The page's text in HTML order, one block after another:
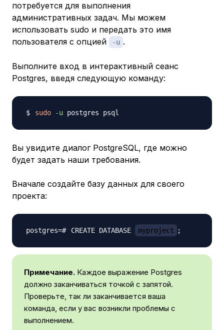
потребуется для выполнения
административных задач. Мы можем
использовать sudo и передать это имя
пользователя с опцией
-u .
Выполните вход в интерактивный сеанс
Postgres, введя следующую команду:
sudo -u
Вы увидите диалог PostgreSQL, где можно
будет задать наши требования.
Вначале создайте базу данных для своего
проекта:
CREATE DATABASE myproject ;
Примечание. Каждое выражение Postgres
должно заканчиваться точкой с запятой.
Проверьте, так ли заканчивается ваша
команда, если у вас возникли проблемы с
выполнением.